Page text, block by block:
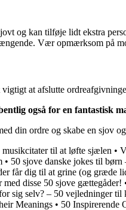
og kan tilføje lidt ekstra
Vær opmærksom på
at afslutte
også for en fantastisk
din ordre og skabe en sjov
musikcitater til at løfte sjælen •
• 50 sjove danske jokes til børn
får dig til at grine (og græde
disse 50 sjove gættegåder!
sig selv? – 50 vejledninger til
Meanings • 50 Inspirerende